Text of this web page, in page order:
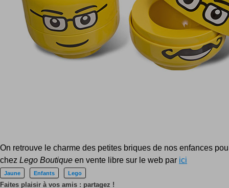
On retrouve le charme des petites briques de nos enfances
chez Lego Boutique en vente libre sur le web par ici
Jaune Enfants Lego
Faites plaisir à vos amis : partagez !